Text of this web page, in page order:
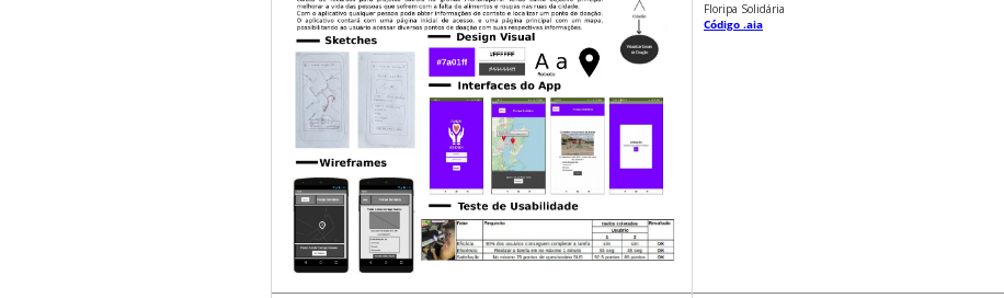
Floripa Solidária
Código .aia